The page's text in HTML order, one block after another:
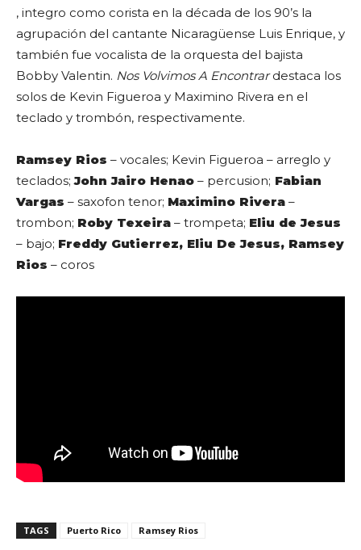
, integro como corista en la década de los 90’s la
agrupación del cantante Nicaragüense Luis Enrique, y
también fue vocalista de la orquesta del bajista
Bobby Valentin. Nos Volvimos A Encontrardestaca los
solos de Kevin Figueroa y Maximino Rivera en el
teclado y trombón, respectivamente.
Ramsey Rios – vocales; Kevin Figueroa – arreglo y
teclados;John Jairo Henao – percusion; Fabian
Vargas – saxofon tenor; Maximino Rivera –
trombon; Roby Texeira – trompeta; Eliu de Jesus
– bajo; Freddy Gutierrez, Eliu De Jesus, Ramsey
Rios – coros
TAGS Puerto Rico Ramsey Rios